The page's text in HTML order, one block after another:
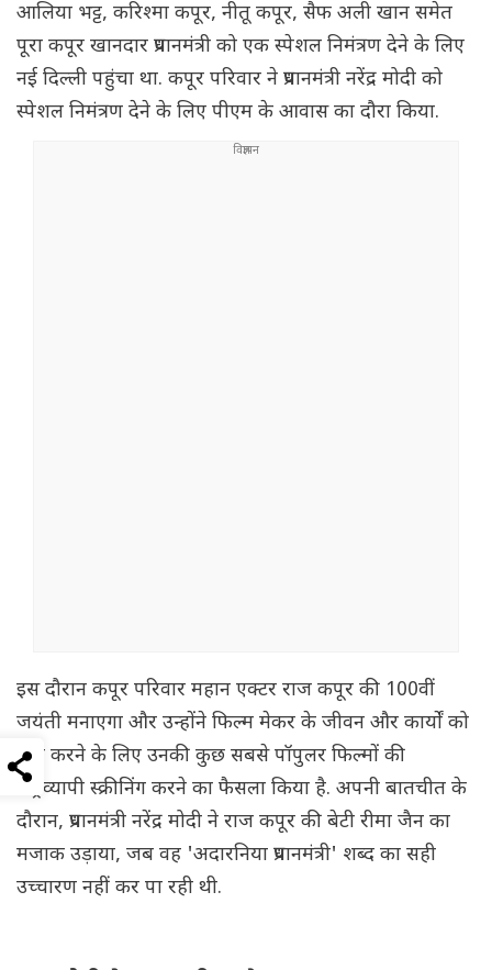
आलिया भट्ट, करिश्मा कपूर, नीतू कपूर, सैफ अली खान समेत
पूरा कपूर खानदार प्रधानमंत्री को एक स्पेशल निमंत्रण देने के लिए
नई दिल्ली पहुंचा था. कपूर परिवार ने प्रधानमंत्री नरेंद्र मोदी को
स्पेशल निमंत्रण देने के लिए पीएम के आवास का दौरा किया.
इस दौरान कपूर परिवार महान एक्टर राज कपूर की 100वीं
जयंती मनाएगा और उन्होंने फिल्म मेकर के जीवन और कार्यों को
याद करने के लिए उनकी कुछ सबसे पॉपुलर फिल्मों की
राष्ट्रव्यापी स्क्रीनिंग करने का फैसला किया है. अपनी बातचीत के
दौरान, प्रधानमंत्री नरेंद्र मोदी ने राज कपूर की बेटी रीमा जैन का
मजाक उड़ाया, जब वह 'अदारनिया प्रधानमंत्री' शब्द का सही
उच्चारण नहीं कर पा रही थी.